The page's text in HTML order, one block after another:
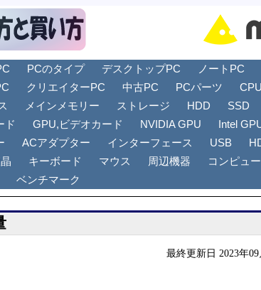
PCのタイプ デスクトップPC ノートPC
クリエイターPC 中古PC PCパーツ CPU
メインメモリー ストレージ HDD SSD
ド GPU,ビデオカード NVIDIA GPU Intel
ACアダプター インターフェース USB
キーボード マウス 周辺機器 コンピュ
ベンチマーク
最終更新日 2023年09